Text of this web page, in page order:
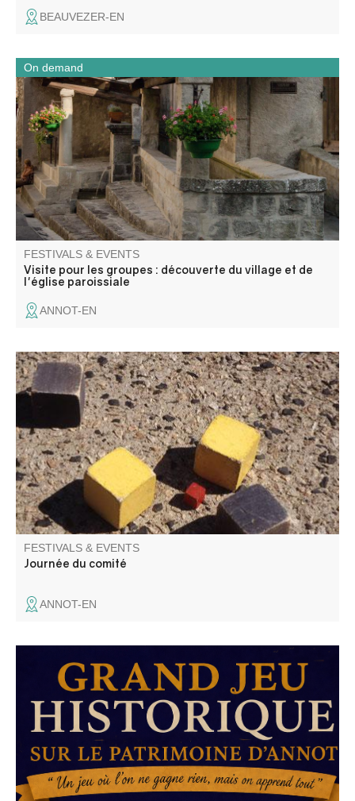
BEAUVEZER-EN
An ideal half-day to grasp the history and soul of this
Southern Alps village.
FESTIVALS & EVENTS
Visite pour les groupes : découverte du village et de
l'église paroissiale
On demand
ANNOT-EN
Come and enjoy the Comité des Fêtes Day, and take part
in the square boules competition on the jeu de boules.
Refreshment bar and music all day. P
FESTIVALS & EVENTS
Journée du comité
ANNOT-EN
Annot : le patrimoine en questions. Découvrez Annot
autrement ! "Le seul jeu où l'on à tout à apprendre… et
rien à gagner!